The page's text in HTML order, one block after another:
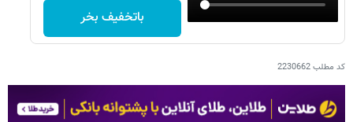
باتخفیف بخر
کد مطلب2230662